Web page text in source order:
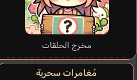
مخرج الحلقات
Miyamoto Yume
مُغامرات سحرية